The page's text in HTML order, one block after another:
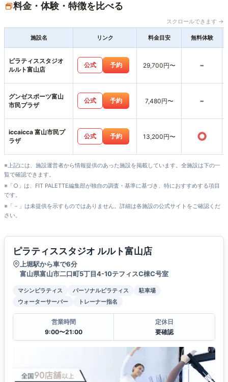
料金・体験・特徴を比べる
スクロールできます →
施設名 リンク 料金目安 無料体験
ピラティススタジオ
ルルト富山店
公式 予約 29,700円〜 -
グンゼスポーツ富山
市民プラザ
公式 予約 7,480円〜 -
iccaicca 富山市民プ
ラザ
公式 予約 13,200円〜 ○
※上記には、施設運営者から情報提供のあった施設を掲載しています。全施設は下の一
覧で確認できます。
※「○」は、FIT PALETTE編集部が独自の調査・基準に基づき、特におすすめする項目
です。
※「－」は未提供を示すものではありません。詳細は各施設の公式サイトをご確認くだ
さい。
ピラティススタジオ ルルト富山店
上堀駅から車で6分
富山県富山市二口町5丁目4-10テフィスC棟C号室
マシンピラティス パーソナルピラティス
駐車場
ウォーターサーバー
トレーナー指名
営業時間
9:00〜21:00
定休日
要確認